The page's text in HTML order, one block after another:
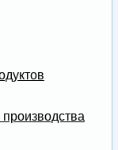
производства